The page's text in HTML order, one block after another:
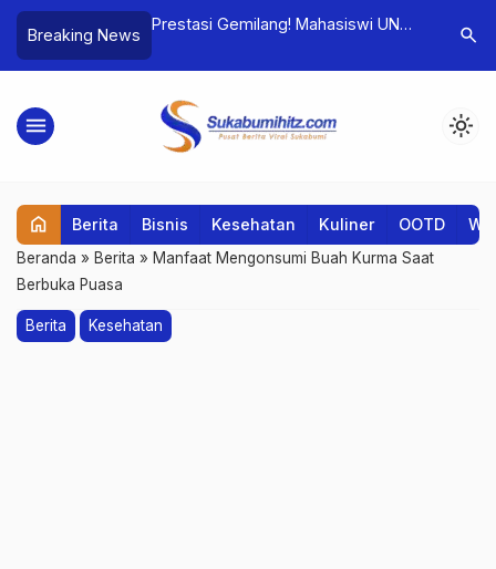
Breaking News
Pariwisata
Prestasi Gemilang! Mahasiswi UNM
Marketing MAXY Academy
SMPsearch
menu light_mode
home Berita Bisnis Kesehatan Kuliner OOTD
Beranda » Berita » Manfaat Mengonsumi Buah Kurma Saat
Berbuka Puasa
Berita Kesehatan